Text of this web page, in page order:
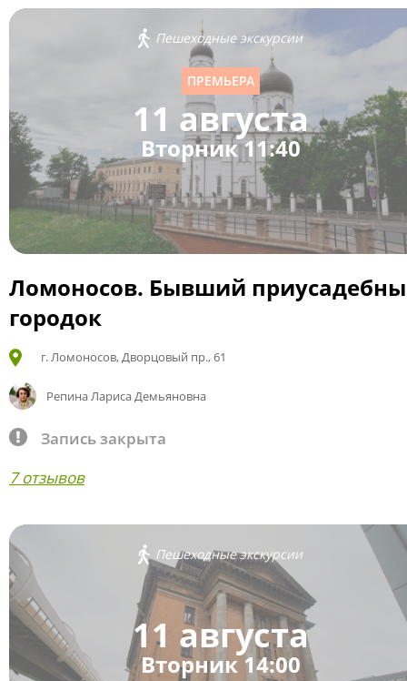
Пешеходные экскурсии
ПРЕМЬЕРА
11 августа
Вторник 11:40
Ломоносов. Бывший
городок
г. Ломоносов, Дворцовый пр., 61
Репина Лариса Демьяновна
Запись закрыта
7 отзывов
Пешеходные экскурсии
11 августа
Вторник 14:00